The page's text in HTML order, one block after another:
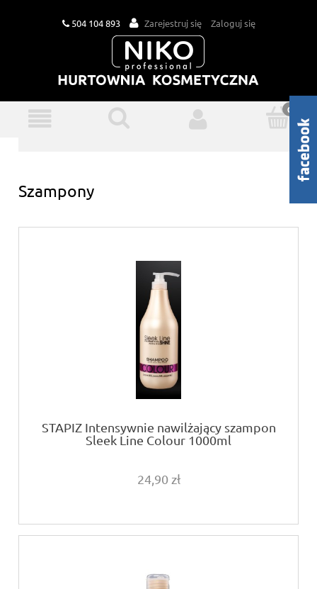
504 104 893 Zarejestruj się Zaloguj się
Szampony
STAPIZ Intensywnie nawilżający szampon
Sleek Line Colour 1000ml
24,90 zł